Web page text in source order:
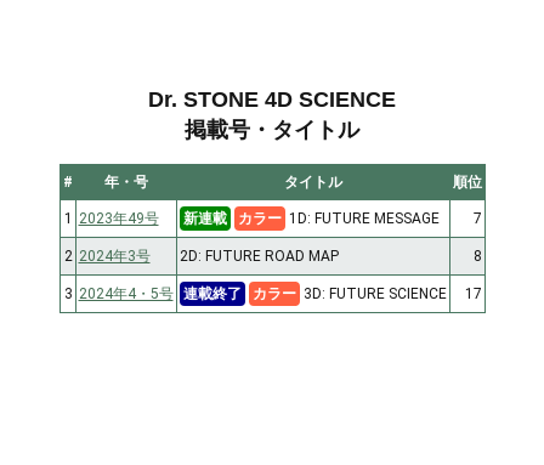
Dr. STONE 4D SCIENCE
掲載号・タイトル
# 年・号 タイトル 順位
1 2023年49号 新連載 カラー 1D: FUTURE MESSAGE 7
2 2024年3号 2D: FUTURE ROAD MAP 8
3 2024年4・5号 連載終了 カラー 3D: FUTURE SCIENCE 17